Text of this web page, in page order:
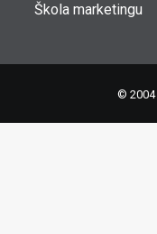
Škola marketingu
©